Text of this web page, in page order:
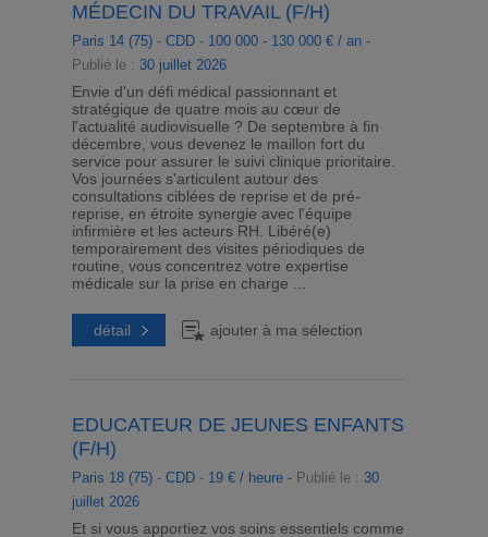
MÉDECIN DU TRAVAIL (F/H)
Paris 14 (75)- CDD - 100 000 - 130 000 € / an -
Publié le : 30 juillet 2026
Envie d'un défi médical passionnant et
stratégique de quatre mois au cœur de
l'actualité audiovisuelle ? De septembre à fin
décembre, vous devenez le maillon fort du
service pour assurer le suivi clinique prioritaire.
Vos journées s'articulent autour des
consultations ciblées de reprise et de pré-
reprise, en étroite synergie avec l'équipe
infirmière et les acteurs RH. Libéré(e)
temporairement des visites périodiques de
routine, vous concentrez votre expertise
médicale sur la prise en charge ...
détail ajouter à ma sélection
EDUCATEUR DE JEUNES ENFANTS
(F/H)
Paris 18 (75)- CDD - 19 € / heure - Publié le : 30
juillet 2026
Et si vous apportiez vos soins essentiels comme